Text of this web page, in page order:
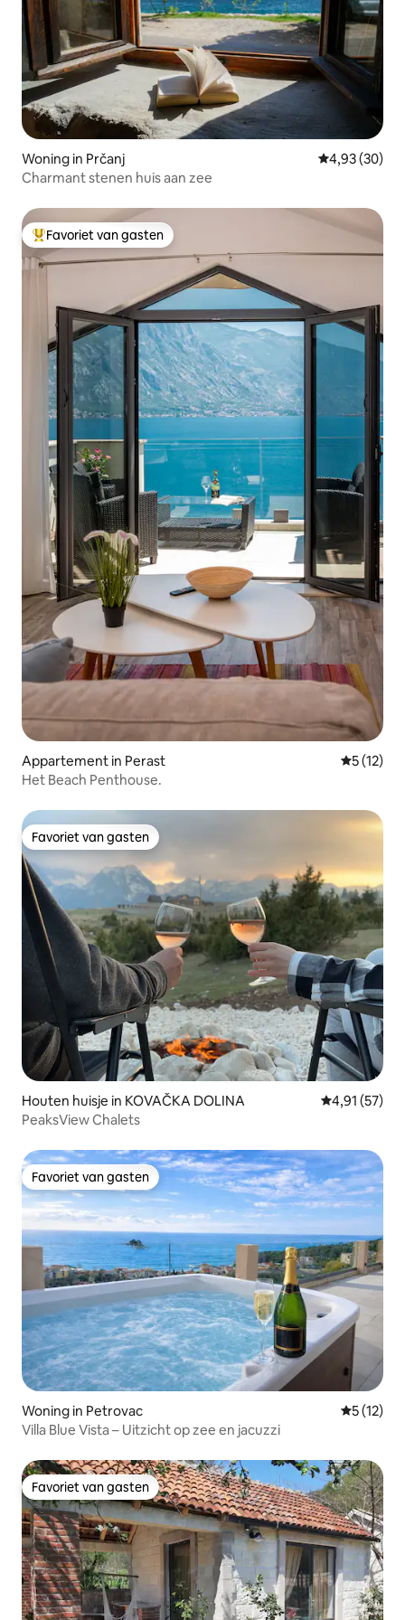
Woning in Prčanj Gemiddelde
4,93 (30)
Charmant stenen huis aan zee
Topfavoriet van gasten
Favoriet van gasten
Appartement in Perast
5 (12)
Het Beach Penthouse.
Favoriet van gasten
Favoriet van gasten
Houten huisje in KOVAČKA DOLINA Gemiddelde
4,91 (57)
PeaksView Chalets
Favoriet van gasten
Favoriet van gasten
Woning in Petrovac
5 (12)
Villa Blue Vista – Uitzicht op zee en jacuzzi
Favoriet van gasten
Favoriet van gasten